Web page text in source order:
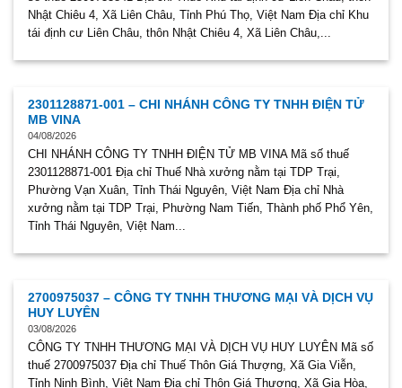
Nhật Chiêu 4, Xã Liên Châu, Tỉnh Phú Thọ, Việt Nam Địa chỉ Khu
tái định cư Liên Châu, thôn Nhật Chiêu 4, Xã Liên Châu,...
2301128871-001 – CHI NHÁNH CÔNG TY TNHH ĐIỆN TỬ
MB VINA
04/08/2026
CHI NHÁNH CÔNG TY TNHH ĐIỆN TỬ MB VINA Mã số thuế
2301128871-001 Địa chỉ Thuế Nhà xưởng nằm tại TDP Trại,
Phường Vạn Xuân, Tỉnh Thái Nguyên, Việt Nam Địa chỉ Nhà
xưởng nằm tại TDP Trại, Phường Nam Tiến, Thành phố Phổ Yên,
Tỉnh Thái Nguyên, Việt Nam...
2700975037 – CÔNG TY TNHH THƯƠNG MẠI VÀ DỊCH VỤ
HUY LUYÊN
03/08/2026
CÔNG TY TNHH THƯƠNG MẠI VÀ DỊCH VỤ HUY LUYÊN Mã số
thuế 2700975037 Địa chỉ Thuế Thôn Giá Thượng, Xã Gia Viễn,
Tỉnh Ninh Bình, Việt Nam Địa chỉ Thôn Giá Thượng, Xã Gia Hòa,